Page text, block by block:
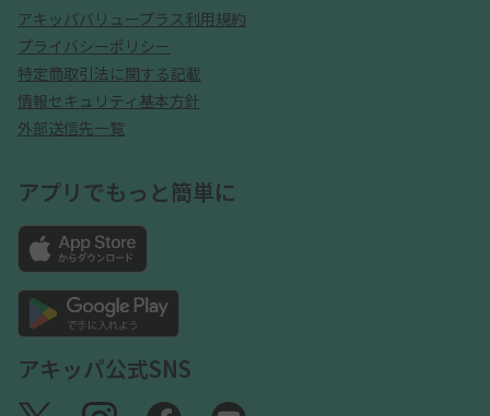
アキッパバリュープラス利用規約
プライバシーポリシー
特定商取引法に関する記載
情報セキュリティ基本方針
外部送信先一覧
アプリでもっと簡単に
アキッパ公式SNS